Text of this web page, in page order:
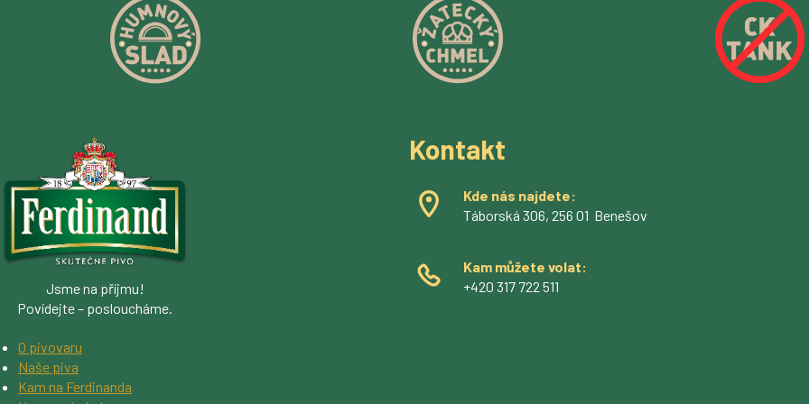
O pivovaru
Naše piva
Kam na Ferdinanda
Jsme na příjmu!
Povídejte – posloucháme.
Kontakt
Kde nás najdete:
Táborská 306, 256 01 Benešov
Kam můžete volat:
+420 317 722 511